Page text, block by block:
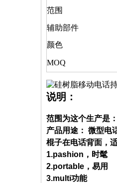
范围
辅助部件
颜色
MOQ
说明：
范围为这个生产是
产品用途： 微型电
棍子在电话背面，
1.pashion，时髦
2.portable，易用
3.multi功能